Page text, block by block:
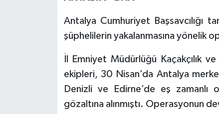
Antalya Cumhuriyet Başsavcılığı
şüphelilerin yakalanmasına yönelik
İl Emniyet Müdürlüğü Kaçakçılık
ekipleri, 30 Nisan’da Antalya
Denizli ve Edirne’de eş
gözaltına alınmıştı. Operasyonun